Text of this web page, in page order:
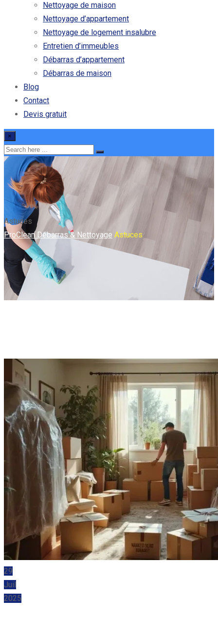
Nettoyage de maison
Nettoyage d’appartement
Nettoyage de logement insalubre
Entretien d’immeubles
Débarras d’appartement
Débarras de maison
Blog
Contact
Devis gratuit
×
Astuces
ProClean Débarras & Nettoyage Astuces
29
Juil
2025